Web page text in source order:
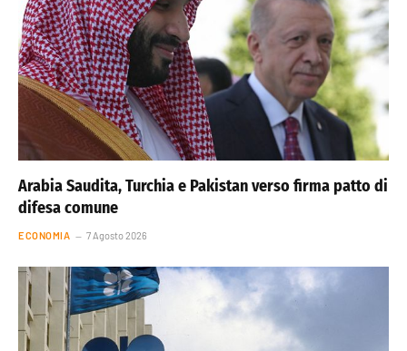
Arabia Saudita, Turchia e Pakistan verso firma patto di
difesa comune
ECONOMIA 7 Agosto 2026